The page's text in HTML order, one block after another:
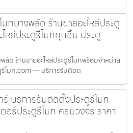
มทบางพลัด ร้านขายอะไหล่ประตู
หล่ประตูรีโมททุกชิ้น ประตู
ลัด ร้านขายอะไหล่ประตูรีโมทพร้อมจำหน่าย
รีโมท.com — บริการรับติดต
บริการรับติดตั้งประตูรีโมท
อร์ประตูรีโมท ครบวงจร ราคา